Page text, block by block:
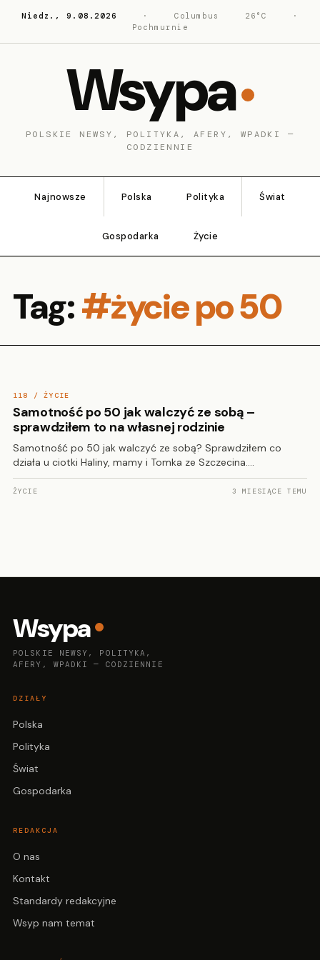
Niedz., 9.08.2026 · Columbus 26°C
·
Pochmurnie
Wsypa
POLSKIE NEWSY, POLITYKA, AFERY, WPADKI —
CODZIENNIE
Najnowsze Polska Polityka Świat
Gospodarka Życie
Tag:#życie po 50
118 / ŻYCIE
Samotność po 50 jak walczyć ze sobą –
sprawdziłem to na własnej rodzinie
Samotność po 50 jak walczyć ze sobą? Sprawdziłem co
działa u ciotki Haliny, mamy i Tomka ze Szczecina.…
ŻYCIE 3 MIESIĄCE TEMU
Wsypa
POLSKIE NEWSY, POLITYKA,
AFERY, WPADKI — CODZIENNIE
DZIAŁY
Polska
Polityka
Świat
Gospodarka
REDAKCJA
O nas
Kontakt
Standardy redakcyjne
Wsyp nam temat